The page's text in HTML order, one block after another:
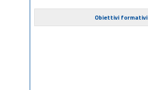
Obiettivi formativi